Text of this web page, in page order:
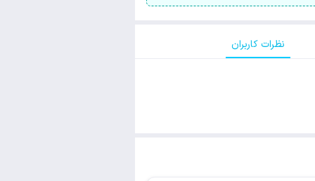
نظرات کاربران